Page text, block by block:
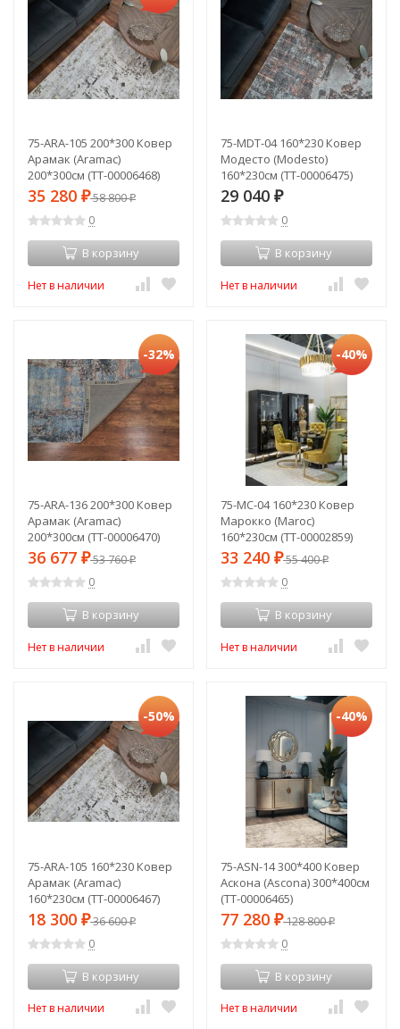
75-ARA-105 200*300 Ковер
Арамак (Aramac)
200*300см (TT-00006468)
35 280 ₽58 800₽
0
В корзину
Нет в наличии
75-MDT-04 160*230 Ковер
Модесто (Modesto)
160*230см (TT-00006475)
29 040 ₽
0
В корзину
Нет в наличии
-32%
75-ARA-136 200*300 Ковер
Арамак (Aramac)
200*300см (TT-00006470)
36 677 ₽53 760₽
0
В корзину
Нет в наличии
-40%
75-MC-04 160*230 Ковер
Марокко (Maroc)
160*230см (TT-00002859)
33 240 ₽55 400₽
0
В корзину
Нет в наличии
-50%
75-ARA-105 160*230 Ковер
Арамак (Aramac)
160*230см (TT-00006467)
18 300 ₽36 600₽
0
В корзину
Нет в наличии
-40%
75-ASN-14 300*400 Ковер
Аскона (Ascona) 300*400см
(TT-00006465)
77 280 ₽128 800₽
0
В корзину
Нет в наличии